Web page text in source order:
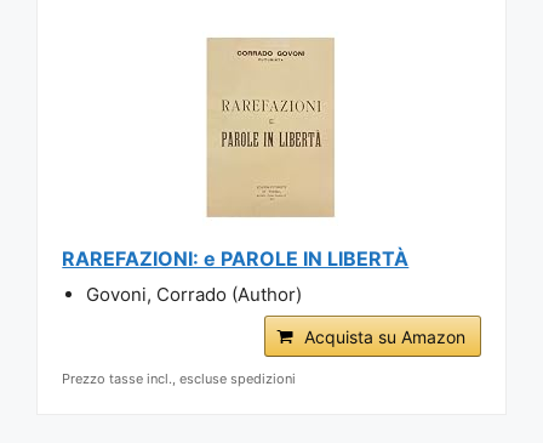
RAREFAZIONI: e PAROLE IN LIBERTÀ
Govoni, Corrado (Author)
Acquista su Amazon
Prezzo tasse incl., escluse spedizioni